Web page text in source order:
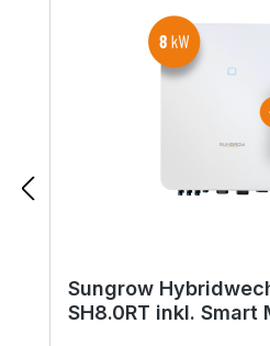
Sungrow
SH8.0RT inkl. Smart